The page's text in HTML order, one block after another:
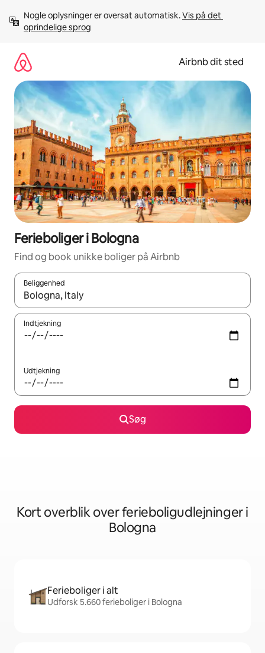
videre
Nogle oplysninger er oversat automatisk. Vis på det
oprindelige sprog
Airbnb dit sted
Ferieboliger i Bologna
Find og book unikke boliger på Airbnb
Beliggenhed
Når resultaterne er tilgængelige, skal du navigere med
Indtjekning
Udtjekning
Søg
Kort overblik over ferieboligudlejninger i
Bologna
Ferieboliger i alt
Udforsk 5.660 ferieboliger i Bologna